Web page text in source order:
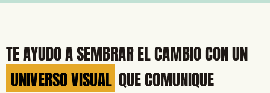
TE AYUDO A SEMBRAR EL CAMBIO CON UN
UNIVERSO VISUAL QUE COMUNIQUE